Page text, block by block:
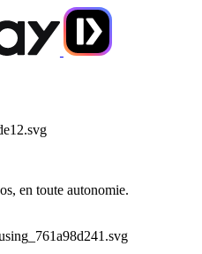
en toute autonomie.